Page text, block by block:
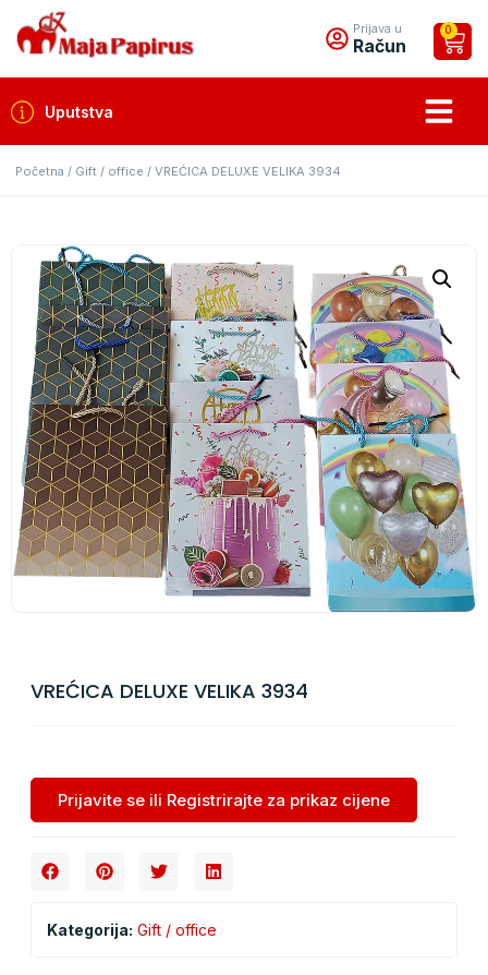
Prijava u
Račun
0
Uputstva
Početna / Gift / office / VREĆICA DELUXE VELIKA 3934
VREĆICA DELUXE VELIKA 3934
Prijavite se ili Registrirajte za prikaz cijene
Kategorija: Gift / office